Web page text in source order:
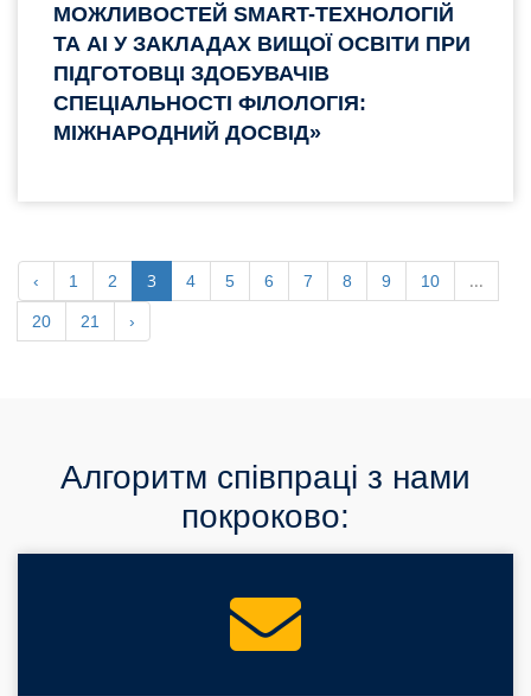
МОЖЛИВОСТЕЙ SMART-ТЕХНОЛОГІЙ
ТА AI У ЗАКЛАДАХ ВИЩОЇ ОСВІТИ ПРИ
ПІДГОТОВЦІ ЗДОБУВАЧІВ
СПЕЦІАЛЬНОСТІ ФІЛОЛОГІЯ:
МІЖНАРОДНИЙ ДОСВІД»
‹ 1 2 3 4 5 6 7 8 9 10 ...
20 21 ›
Алгоритм співпраці з нами
покроково: